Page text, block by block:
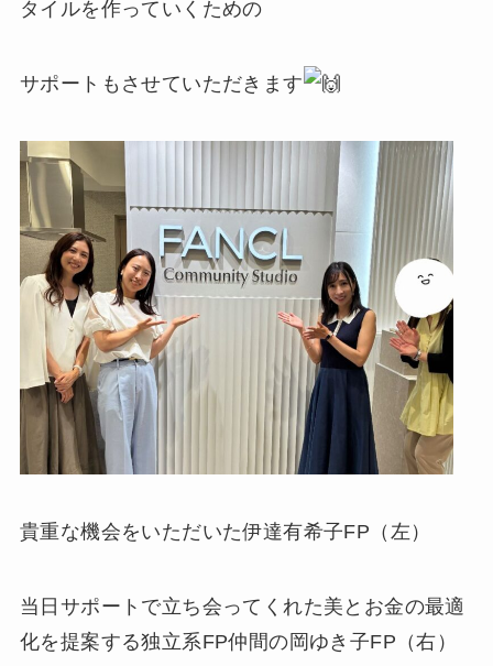
タイルを作っていくための
サポートもさせていただきます
貴重な機会をいただいた伊達有希子FP（左）
当日サポートで立ち会ってくれた美とお金の最適
化を提案する独立系FP仲間の岡ゆき子FP（右）